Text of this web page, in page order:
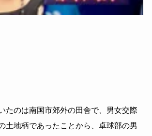
たのは南国市郊外の田舎で、男女交際
土地柄であったことから、卓球部の男